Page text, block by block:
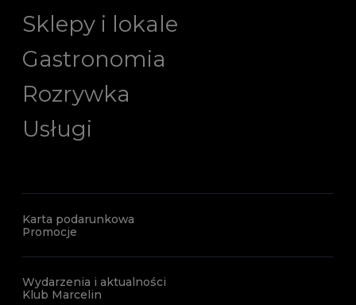
Sklepy i lokale
Gastronomia
Rozrywka
Usługi
Karta podarunkowa
Promocje
Wydarzenia i aktualności
Klub Marcelin